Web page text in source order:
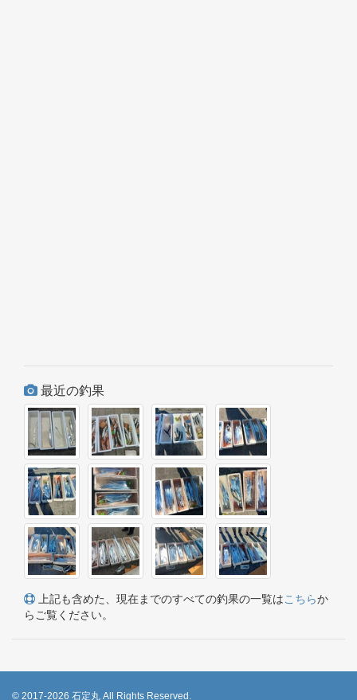
最近の釣果
上記も含めた、現在までのすべての釣果の一覧はこちらか
らご覧ください。
© 2017-2026 石定丸 All Rights Reserved.